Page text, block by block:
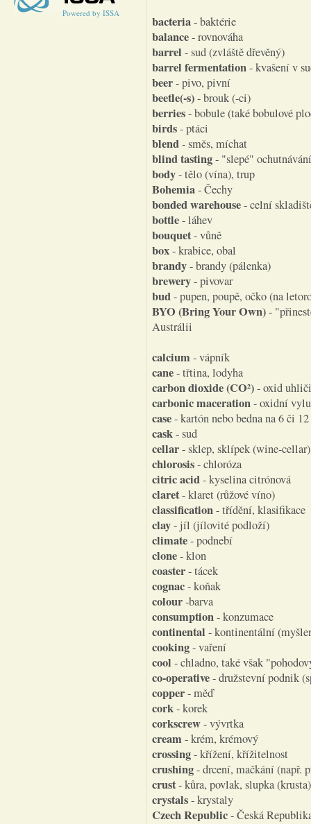
Powered by ISSA
bacteria- baktérie
balance- rovnováha
barrel - sud (zvláště dřevěný)
barrel fermentation- kvašení v
beer- pivo, pivní
beetle(-s)- brouk (-ci)
berries- bobule (také bobulové
birds- ptáci
blend- směs, míchat
blind tasting- "slepé"
body- tělo (vína), trup
Bohemia- Čechy
bonded warehouse- celní
bottle- láhev
bouquet- vůně
box- krabice, obal
brandy- brandy (pálenka)
brewery- pivovar
bud- pupen, poupě, očko (na
BYO (Bring Your Own)-
Austrálii
calcium- vápník
cane- třtina, lodyha
carbon dioxide (CO²)- oxid
carbonic maceration- oxidní
case- kartón nebo bedna na 6 či
cask- sud
cellar- sklep, sklípek (wine-cellar)
chlorosis- chloróza
citric acid- kyselina citrónová
claret- klaret (růžové víno)
classification- třídění, klasifikace
clay- jíl (jílovité podloží)
climate- podnebí
clone- klon
coaster- tácek
cognac- koňak
colour-barva
consumption- konzumace
continental - kontinentální
cooking- vaření
cool - chladno, také však
co-operative- družstevní podnik
copper- měď
cork- korek
corkscrew- vývrtka
cream- krém, krémový
crossing- křížení, křížitelnost
crushing- drcení, mačkání (např.
crust- kůra, povlak, slupka (krusta)
crystals- krystaly
Czech Republic- Česká